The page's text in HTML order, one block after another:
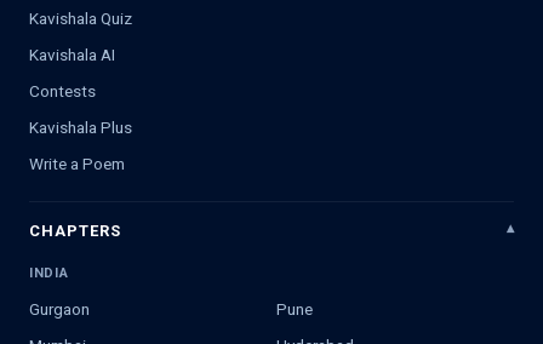
Kavishala Quiz
Kavishala AI
Contests
Kavishala Plus
Write a Poem
CHAPTERS
INDIA
Gurgaon
Pune